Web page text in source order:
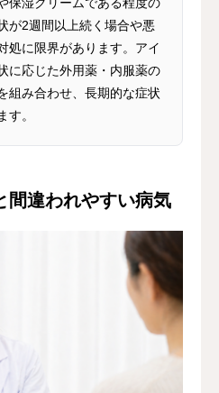
保湿クリームである程度の
が2週間以上続く場合や悪
処に限界があります。アイ
に応じた外用薬・内服薬の
組み合わせ、長期的な症状
す。
間違われやすい病気